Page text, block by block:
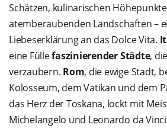
Schätzen, kulinarischen
atemberaubenden Landschaften –
Liebeserklärung an das Dolce Vita.
eine Füllefaszinierender Städte,
verzaubern. Rom, die ewige Stadt,
Kolosseum, dem Vatikan und dem
das Herz der Toskana, lockt mit
Michelangelo und Leonardo da